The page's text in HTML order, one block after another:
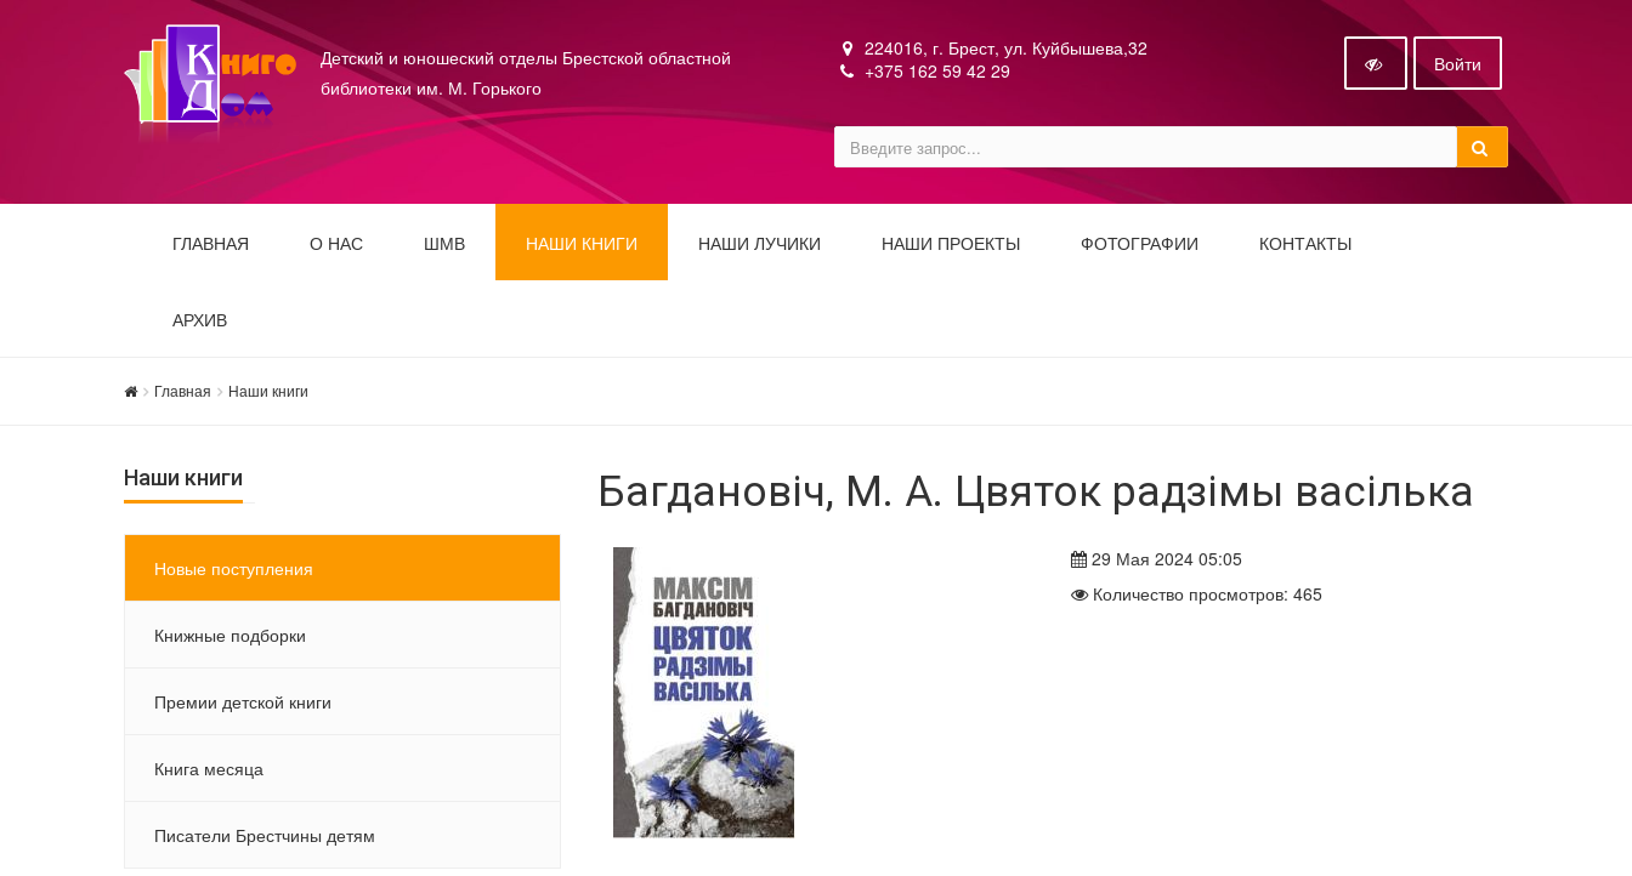
Детский и юношеский отделы Брестской областной
библиотеки им. М. Горького
224016, г. Брест, ул. Куйбышева,32
+375 162 59 42 29
Войти
ГЛАВНАЯ О НАС ШМВ НАШИ КНИГИ НАШИ ЛУЧИКИ НАШИ ПРОЕКТЫ ФОТОГРАФИИ КОНТАКТЫ
АРХИВ
Главная Наши книги
Наши книги
Новые поступления
Книжные подборки
Премии детской книги
Книга месяца
Писатели Брестчины детям
Багдановіч, М. А. Цвяток радзімы васілька
29 Мая 2024 05:05
Количество просмотров: 465